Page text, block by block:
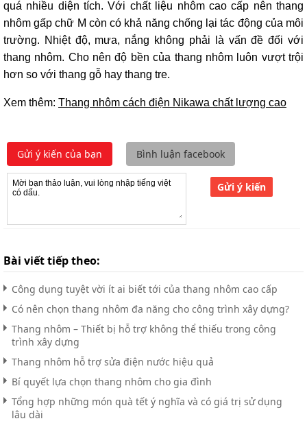
quá nhiều diện tích. Với chất liệu nhôm cao cấp nên thang
nhôm gấp chữ M còn có khả năng chống lại tác động của môi
trường. Nhiệt độ, mưa, nắng không phải là vấn đề đối với
thang nhôm. Cho nên độ bền của thang nhôm luôn vượt trội
hơn so với thang gỗ hay thang tre.
Xem thêm: Thang nhôm cách điện Nikawa chất lượng cao
Gửi ý kiến của bạn Bình luận facebook
Gửi ý kiến
Bài viết tiếp theo:
Công dụng tuyệt vời ít ai biết tới của thang nhôm cao cấp
Có nên chọn thang nhôm đa năng cho công trình xây dựng?
Thang nhôm – Thiết bị hỗ trợ không thể thiếu trong công
trình xây dựng
Thang nhôm hỗ trợ sửa điện nước hiệu quả
Bí quyết lựa chọn thang nhôm cho gia đình
Tổng hợp những món quà tết ý nghĩa và có giá trị sử dụng
lâu dài